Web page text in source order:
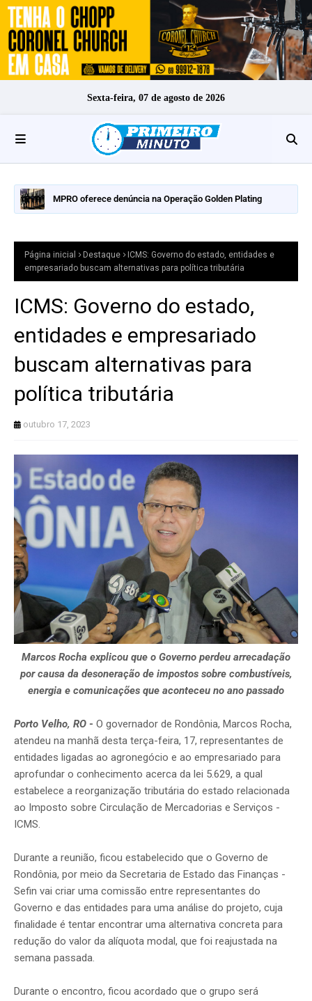
Sexta-feira, 07 de agosto de 2026
MPRO oferece denúncia na Operação Golden Plating
Página inicial Destaque
ICMS: Governo do estado, entidades e
empresariado buscam alternativas para política tributária
ICMS: Governo do estado,
entidades e empresariado
buscam alternativas para
política tributária
outubro 17, 2023
Marcos Rocha explicou que o Governo perdeu arrecadação
por causa da desoneração de impostos sobre combustíveis,
energia e comunicações que aconteceu no ano passado
Porto Velho, RO - O governador de Rondônia, Marcos Rocha,
atendeu na manhã desta terça-feira, 17, representantes de
entidades ligadas ao agronegócio e ao empresariado para
aprofundar o conhecimento acerca da lei 5.629, a qual
estabelece a reorganização tributária do estado relacionada
ao Imposto sobre Circulação de Mercadorias e Serviços -
ICMS.
Durante a reunião, ficou estabelecido que o Governo de
Rondônia, por meio da Secretaria de Estado das Finanças -
Sefin vai criar uma comissão entre representantes do
Governo e das entidades para uma análise do projeto, cuja
finalidade é tentar encontrar uma alternativa concreta para
redução do valor da alíquota modal, que foi reajustada na
semana passada.
Durante o encontro, ficou acordado que o grupo será